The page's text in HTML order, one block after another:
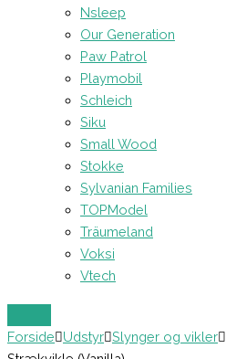
Nsleep
Our Generation
Paw Patrol
Playmobil
Schleich
Siku
Small Wood
Stokke
Sylvanian Families
TOPModel
Träumeland
Voksi
Vtech
Forside Udstyr Slynger og vikler